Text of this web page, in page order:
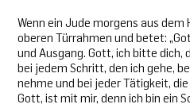
Wenn ein Jude morgens aus
oberen Türrahmen und betet:
und Ausgang. Gott, ich bitte dich,
bei jedem Schritt, den ich gehe,
nehme und bei jeder Tätigkeit,
Gott, ist mit mir, denn ich bin ein